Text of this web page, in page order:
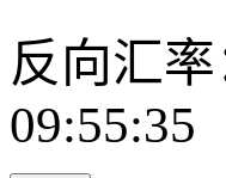
反向汇
09:55:35